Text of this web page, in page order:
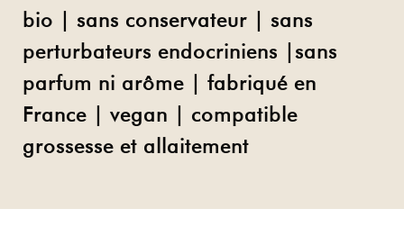
bio | sans conservateur | sans
perturbateurs endocriniens |sans
parfum ni arôme | fabriqué en
France | vegan | compatible
grossesse et allaitement